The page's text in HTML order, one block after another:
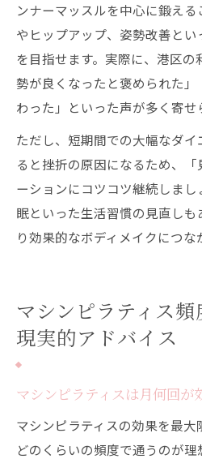
ンナーマッスルを中心に鍛え
やヒップアップ、姿勢改善とい
を目指せます。実際に、港区
勢が良くなったと褒められた
わった」といった声が多く寄せ
ただし、短期間での大幅なダ
ると挫折の原因になるため、
ーションにコツコツ継続しま
眠といった生活習慣の見直しも
り効果的なボディメイクにつな
マシンピラティス
現実的アドバイス
マシンピラティスは月何回が
マシンピラティスの効果を最大
どのくらいの頻度で通うのが